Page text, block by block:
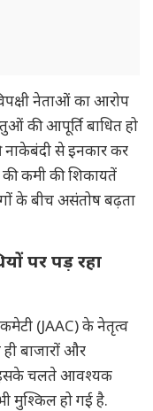
नेताओं का आरोप
की आपूर्ति बाधित हो
नाकेबंदी से इनकार कर
कमी की शिकायतें
के बीच असंतोष बढ़ता
पर पड़ रहा
(JAAC) के नेतृत्व
बाजारों और
इसके चलते आवश्यक
मुश्किल हो गई है.